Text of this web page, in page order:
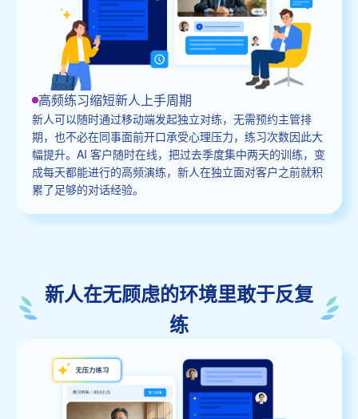
高频练习缩短新人上手周期
新人可以随时通过移动端发起独立对练，无需预约主管排
期，也不必在同事面前开口承受心理压力，练习次数因此大
幅提升。AI 客户随时在线，把过去季度集中两天的训练，变
成每天都能进行的高频演练，新人在独立面对客户之前就积
累了足够的对话经验。
新人在无顾虑的环境里敢于反复
练